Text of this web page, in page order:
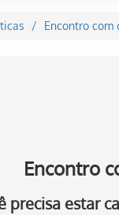
Encontro com
Encontro
precisa estar